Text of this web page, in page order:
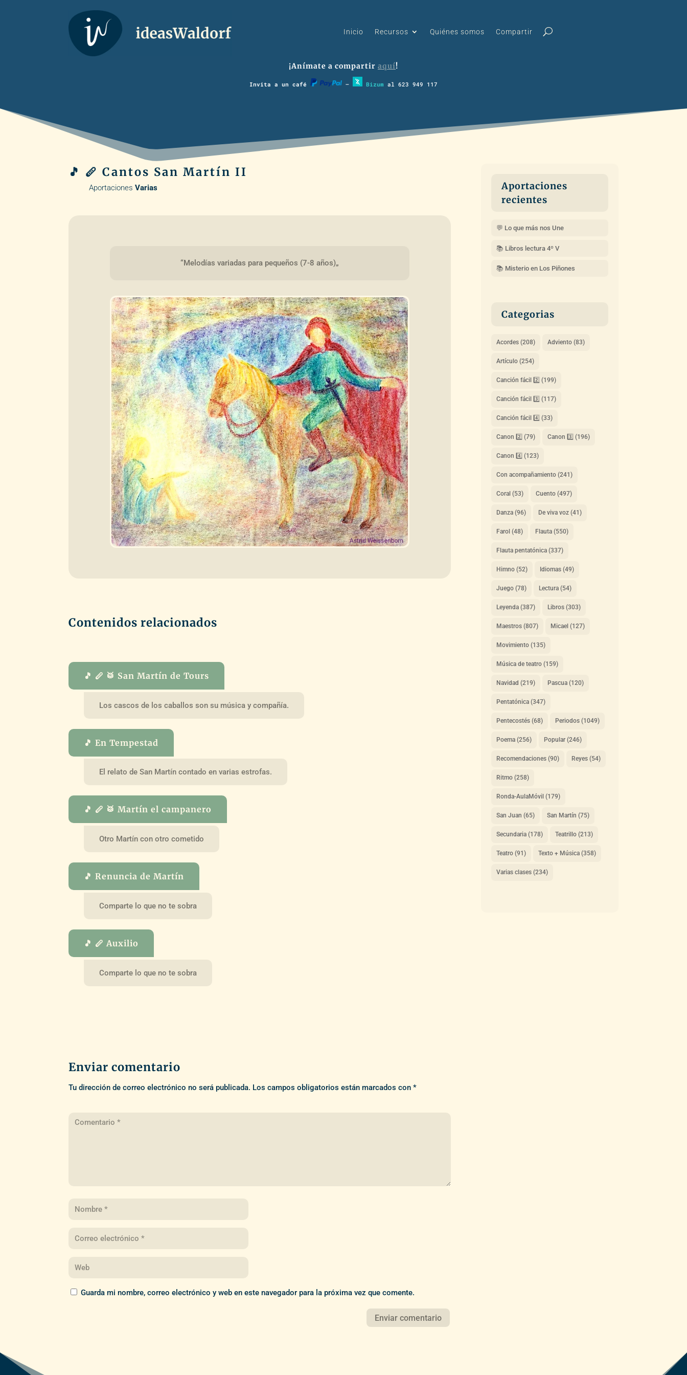
Inicio Recursos Quiénes somos Compartir
¡Anímate a compartir aquí!
Invita a un café – Bizum al 623 949 117
🎵 🪈 Cantos San Martín II
AportacionesVarias
“Melodías variadas para pequeños (7-8 años)„
Contenidos relacionados
🎵 🪈 🥁 San Martín de Tours
Los cascos de los caballos son su música y compañía.
🎵 En Tempestad
El relato de San Martín contado en varias estrofas.
🎵 🪈 🥁 Martín el campanero
Otro Martín con otro cometido
🎵 Renuncia de Martín
Comparte lo que no te sobra
🎵 🪈 Auxilio
Comparte lo que no te sobra
Enviar comentario
Tu dirección de correo electrónico no será publicada. Los campos obligatorios están marcados con*
Guarda mi nombre, correo electrónico y web en este navegador para la próxima vez que comente.
Aportaciones
recientes
💬 Lo que más nos Une
📚 Libros lectura 4º V
📚 Misterio en Los Piñones
Categorias
Acordes(208) Adviento(83)
Artículo(254)
Canción fácil 2️⃣ (199)
Canción fácil 3️⃣ (117)
Canción fácil 4️⃣ (33)
Canon 2️⃣ (79) Canon 3️⃣ (196)
Canon 4️⃣ (123)
Con acompañamiento(241)
Coral (53) Cuento(497)
Danza(96) De viva voz(41)
Farol (48) Flauta(550)
Flauta pentatónica(337)
Himno(52) Idiomas(49)
Juego(78) Lectura(54)
Leyenda(387) Libros(303)
Maestros(807) Micael (127)
Movimiento(135)
Música de teatro(159)
Navidad (219) Pascua(120)
Pentatónica(347)
Pentecostés(68) Periodos(1049)
Poema(256) Popular(246)
Recomendaciones(90) Reyes(54)
Ritmo(258)
Ronda-AulaMóvil (179)
San Juan (65) San Martín (75)
Secundaria(178) Teatrillo(213)
Teatro(91) Texto + Música(358)
Varias clases(234)